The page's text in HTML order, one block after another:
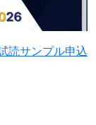
読サンプル申込